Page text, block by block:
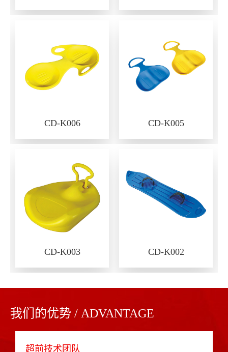
CD-K006 CD-K005
CD-K003 CD-K002
我们的优势 / ADVANTAGE
超前技术团队